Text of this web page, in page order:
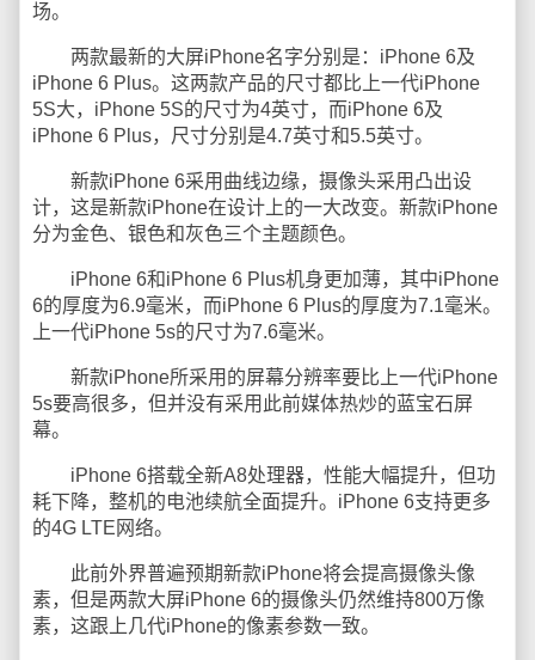
场。
两款最新的大屏iPhone名字分别是：iPhone 6及
iPhone 6 Plus。这两款产品的尺寸都比上一代iPhone
5S大，iPhone 5S的尺寸为4英寸，而iPhone 6及
iPhone 6 Plus，尺寸分别是4.7英寸和5.5英寸。
新款iPhone 6采用曲线边缘，摄像头采用凸出设
计，这是新款iPhone在设计上的一大改变。新款iPhone
分为金色、银色和灰色三个主题颜色。
iPhone 6和iPhone 6 Plus机身更加薄，其中iPhone
6的厚度为6.9毫米，而iPhone 6 Plus的厚度为7.1毫米。
上一代iPhone 5s的尺寸为7.6毫米。
新款iPhone所采用的屏幕分辨率要比上一代iPhone
5s要高很多，但并没有采用此前媒体热炒的蓝宝石屏
幕。
iPhone 6搭载全新A8处理器，性能大幅提升，但功
耗下降，整机的电池续航全面提升。iPhone 6支持更多
的4G LTE网络。
此前外界普遍预期新款iPhone将会提高摄像头像
素，但是两款大屏iPhone 6的摄像头仍然维持800万像
素，这跟上几代iPhone的像素参数一致。